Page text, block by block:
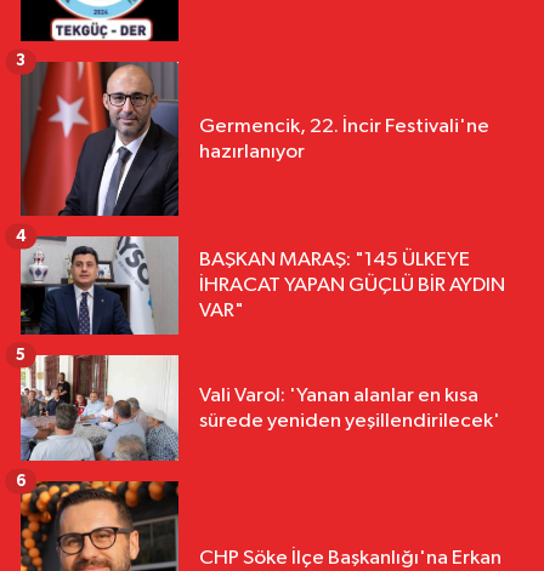
Germencik, 22. İncir Festivali'ne
hazırlanıyor
3
BAŞKAN MARAŞ: "145 ÜLKEYE
İHRACAT YAPAN GÜÇLÜ BİR AYDIN
VAR"
4
Vali Varol: 'Yanan alanlar en kısa
sürede yeniden yeşillendirilecek'
5
CHP Söke İlçe Başkanlığı'na Erkan
6